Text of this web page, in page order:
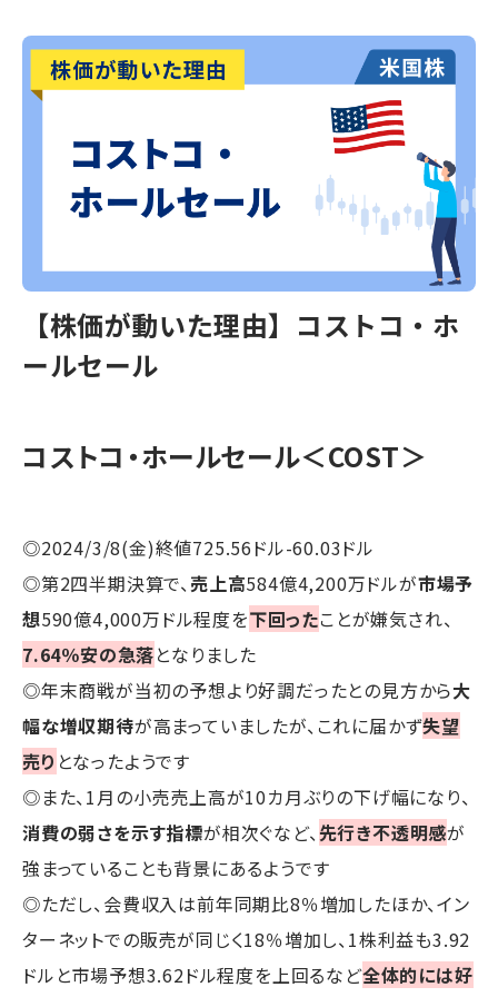
【株価が動いた理由】コストコ・ホ
ールセール
コストコ・ホールセール＜COST＞
◎2024/3/8(金)終値725.56ドル-60.03ドル
◎第2四半期決算で、 売上高584億4,200万ドルが市場予
想590億4,000万ドル程度を下回ったことが嫌気され、
7.64％安の急落となりました
◎年末商戦が当初の予想より好調だったとの見方から大
幅な増収期待が高まっていましたが、これに届かず失望
売り となったようです
◎また、1月の小売売上高が10カ月ぶりの下げ幅になり、
消費の弱さを示す指標が相次ぐなど、 先行き不透明感が
強まっていることも背景にあるようです
◎ただし、会費収入は前年同期比8％増加したほか、イン
ターネットでの販売が同じく18％増加し、1株利益も3.92
ドルと市場予想3.62ドル程度を上回るなど全体的には好